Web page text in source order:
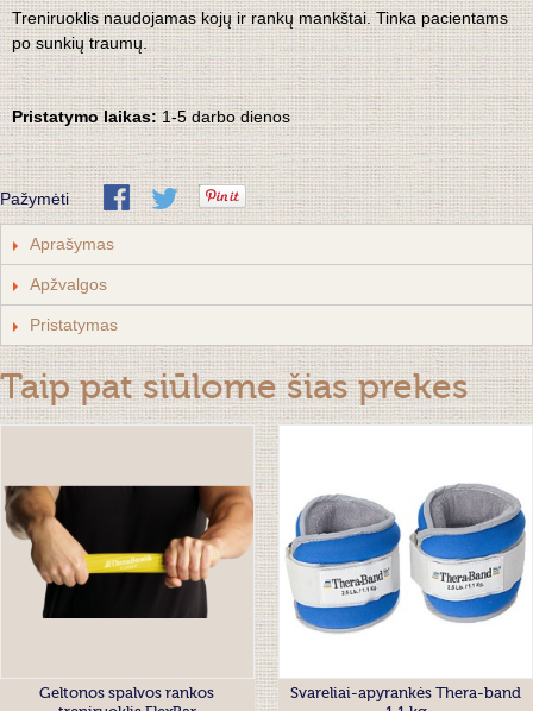
Treniruoklis naudojamas kojų ir rankų mankštai. Tinka pacientams
po sunkių traumų.
Pristatymo laikas:1-5 darbo dienos
Pažymėti
Aprašymas
Apžvalgos
Pristatymas
Taip pat siūlome šias prekes
Geltonos spalvos rankos Svareliai-apyrankės Thera-band